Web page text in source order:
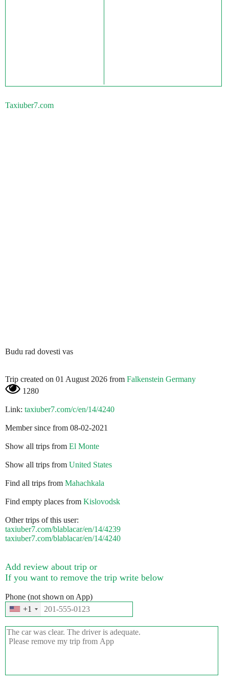
Taxiuber7.com
Budu rad dovesti vas
Trip created on 01 August 2026 from Falkenstein Germany
1280
Link: taxiuber7.com/c/en/14/4240
Member since from 08-02-2021
Show all trips from El Monte
Show all trips from United States
Find all trips from Mahachkala
Find empty places from Kislovodsk
Other trips of this user:
taxiuber7.com/blablacar/en/14/4239
taxiuber7.com/blablacar/en/14/4240
Add review about trip or
If you want to remove the trip write below
Phone (not shown on App)
+1